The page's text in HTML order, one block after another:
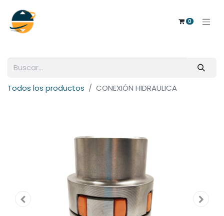
0
Todos los productos CONEXIÓN HIDRAULICA